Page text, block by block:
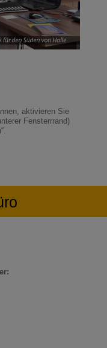
aktivieren Sie
Fensterrrand)